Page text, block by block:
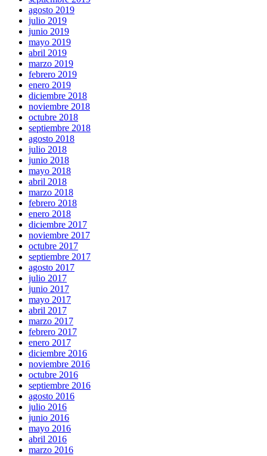
agosto 2019
julio 2019
junio 2019
mayo 2019
abril 2019
marzo 2019
febrero 2019
enero 2019
diciembre 2018
noviembre 2018
octubre 2018
septiembre 2018
agosto 2018
julio 2018
junio 2018
mayo 2018
abril 2018
marzo 2018
febrero 2018
enero 2018
diciembre 2017
noviembre 2017
octubre 2017
septiembre 2017
agosto 2017
julio 2017
junio 2017
mayo 2017
abril 2017
marzo 2017
febrero 2017
enero 2017
diciembre 2016
noviembre 2016
octubre 2016
septiembre 2016
agosto 2016
julio 2016
junio 2016
mayo 2016
abril 2016
marzo 2016